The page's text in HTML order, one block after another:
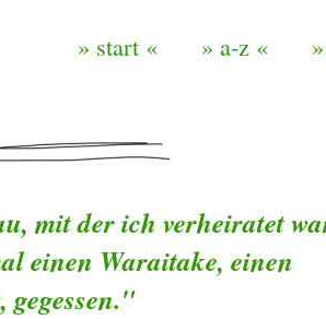
» start « » a-z «
mit der ich verheiratet
einen Waraitake, einen
gegessen."